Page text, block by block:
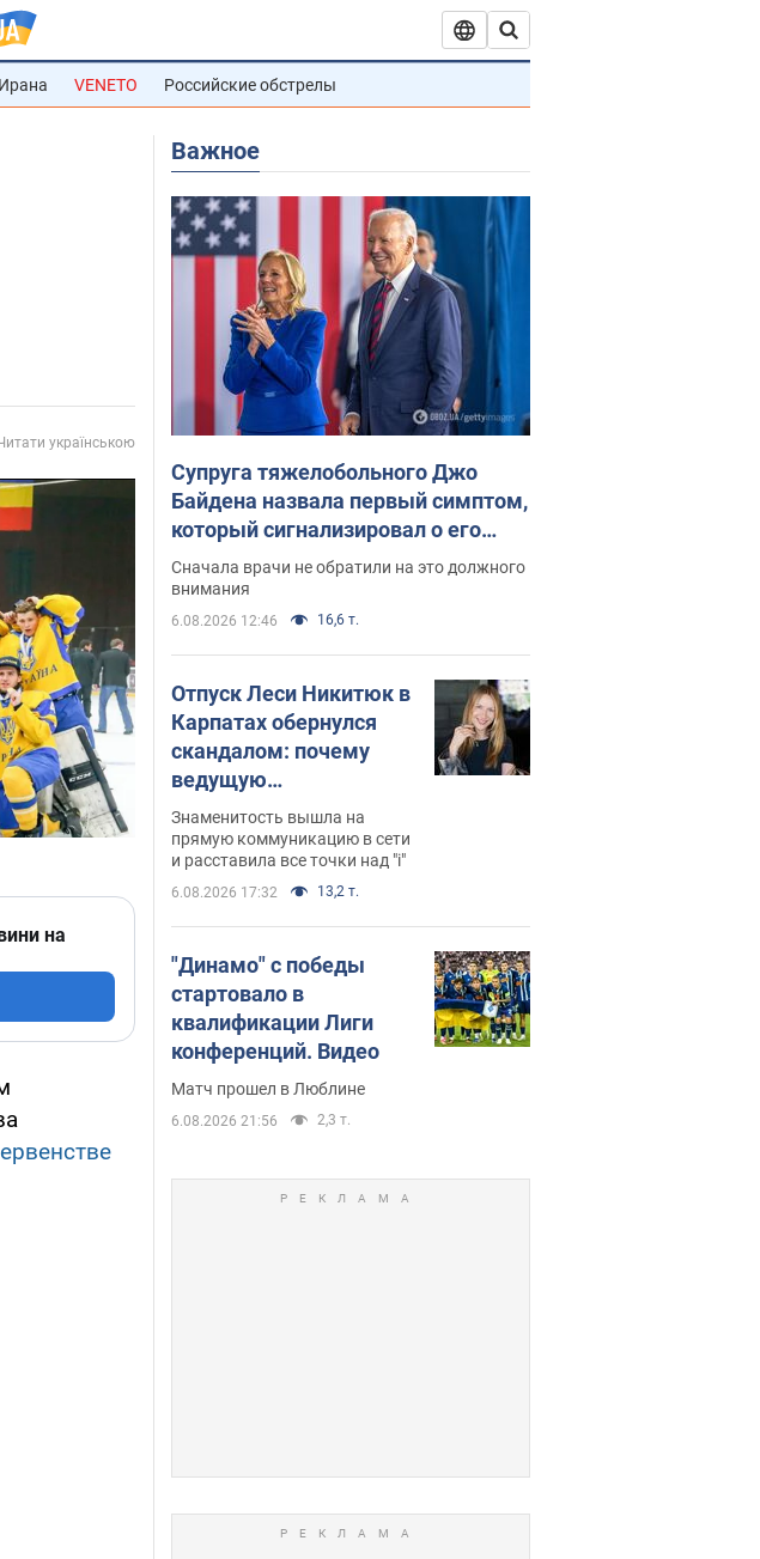
VENETO Российские обстрелы
українською
на
Важное
Супруга тяжелобольного Джо
Байдена назвала первый симптом,
который сигнализировал о его
"агрессивном" раке
Сначала врачи не обратили на это должного
внимания
6.08.2026 12:46 16,6 т.
Отпуск Леси Никитюк в
Карпатах обернулся
скандалом: почему
ведущую
несправедливо
захейтили
Знаменитость вышла на
прямую коммуникацию в сети
и расставила все точки над "i"
6.08.2026 17:32 13,2 т.
"Динамо" с победы
стартовало в
квалификации Лиги
конференций. Видео
Матч прошел в Люблине
6.08.2026 21:56 2,3 т.